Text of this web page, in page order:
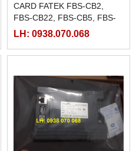
CARD FATEK FBS-CB2,
FBS-CB22, FBS-CB5, FBS-
CB25, FBS-CB55
LH: 0938.070.068